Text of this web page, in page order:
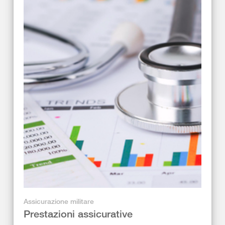
Assicurazione militare
Prestazioni assicurative